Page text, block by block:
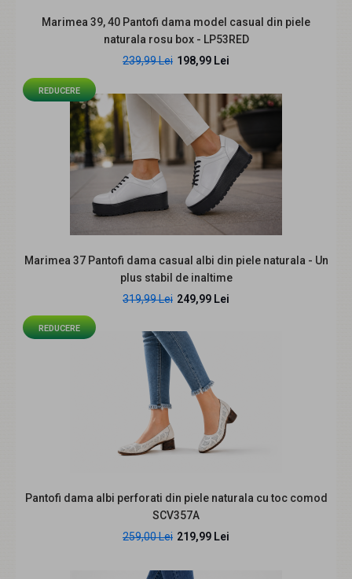
Pantofi dama bej din piele naturala perforati cu toc gros
si bareta la spate CLP11BEJ
Descriere produs Dacă îți dorești o pereche de pantofi
feminină, comodă și ușor de asortat, a..
Pantofi dama negri perforati din piele naturala cu toc
gros si bareta la spate Seloria CLP06N
completează o ținută, ci îi dau acel aer feminin,..
Marimea 39, 40 Pantofi dama model casual din piele
naturala rosu box - LP53RED
239,99 Lei 198,99 Lei
REDUCERE
Marimea 37 Pantofi dama casual albi din piele naturala - Un
plus stabil de inaltime
319,99 Lei 249,99 Lei
REDUCERE
Pantofi dama albi perforati din piele naturala cu toc comod
SCV357A
259,00 Lei 219,99 Lei